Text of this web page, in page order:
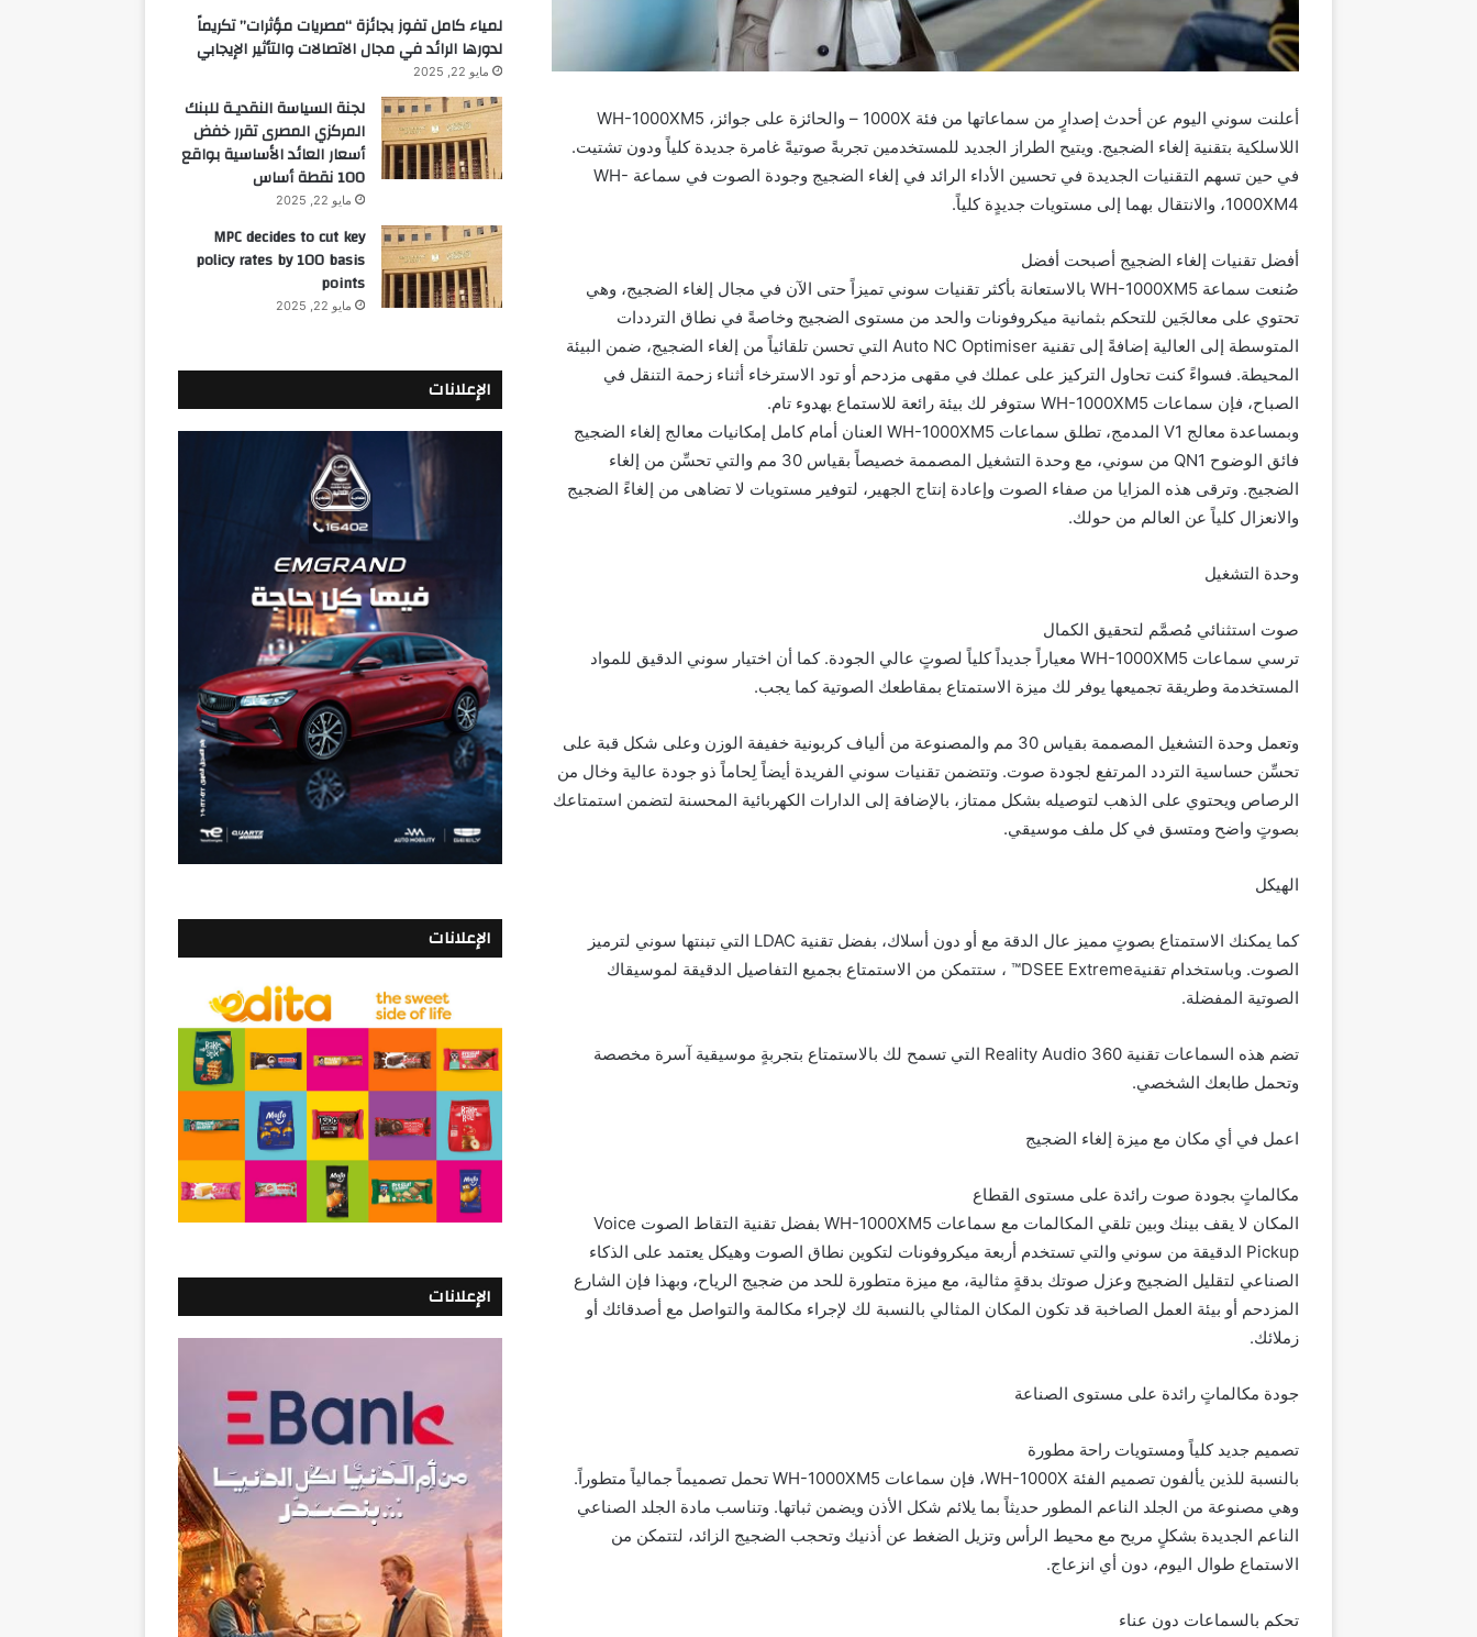
أعلنت سوني اليوم عن أحدث إصدارٍ من سماعاتها من فئة 1000X – والحائزة على جوائز، WH-1000XM5
اللاسلكية بتقنية إلغاء الضجيج. ويتيح الطراز الجديد للمستخدمين تجربةً صوتيةً غامرة جديدة كلياً ودون تشتيت.
في حين تسهم التقنيات الجديدة في تحسين الأداء الرائد في إلغاء الضجيج وجودة الصوت في سماعة WH-
1000XM4، والانتقال بهما إلى مستويات جديدٍة كلياً.
أفضل تقنيات إلغاء الضجيج أصبحت أفضل
صُنعت سماعة WH-1000XM5 بالاستعانة بأكثر تقنيات سوني تميزاً حتى الآن في مجال إلغاء الضجيج، وهي
تحتوي على معالجَين للتحكم بثمانية ميكروفونات والحد من مستوى الضجيج وخاصةً في نطاق الترددات
المتوسطة إلى العالية إضافةً إلى تقنية Auto NC Optimiser التي تحسن تلقائياً من إلغاء الضجيج، ضمن البيئة
المحيطة. فسواءً كنت تحاول التركيز على عملك في مقهى مزدحم أو تود الاسترخاء أثناء زحمة التنقل في
الصباح، فإن سماعات WH-1000XM5 ستوفر لك بيئة رائعة للاستماع بهدوء تام.
وبمساعدة معالج V1 المدمج، تطلق سماعات WH-1000XM5 العنان أمام كامل إمكانيات معالج إلغاء الضجيج
فائق الوضوح QN1 من سوني، مع وحدة التشغيل المصممة خصيصاً بقياس 30 مم والتي تحسِّن من إلغاء
الضجيج. وترقى هذه المزايا من صفاء الصوت وإعادة إنتاج الجهير، لتوفير مستويات لا تضاهى من إلغاءً الضجيج
والانعزال كلياً عن العالم من حولك.
وحدة التشغيل
صوت استثنائي مُصمَّم لتحقيق الكمال
ترسي سماعات WH-1000XM5 معياراً جديداً كلياً لصوتٍ عالي الجودة. كما أن اختيار سوني الدقيق للمواد
المستخدمة وطريقة تجميعها يوفر لك ميزة الاستمتاع بمقاطعك الصوتية كما يجب.
وتعمل وحدة التشغيل المصممة بقياس 30 مم والمصنوعة من ألياف كربونية خفيفة الوزن وعلى شكل قبة على
تحسِّن حساسية التردد المرتفع لجودة صوت. وتتضمن تقنيات سوني الفريدة أيضاً لِحاماً ذو جودة عالية وخال من
الرصاص ويحتوي على الذهب لتوصيله بشكل ممتاز، بالإضافة إلى الدارات الكهربائية المحسنة لتضمن استمتاعك
بصوتٍ واضح ومتسق في كل ملف موسيقي.
الهيكل
كما يمكنك الاستمتاع بصوتٍ مميز عال الدقة مع أو دون أسلاك، بفضل تقنية LDAC التي تبنتها سوني لترميز
الصوت. وباستخدام تقنيةDSEE Extreme™ ، ستتمكن من الاستمتاع بجميع التفاصيل الدقيقة لموسيقاك
الصوتية المفضلة.
تضم هذه السماعات تقنية 360 Reality Audio التي تسمح لك بالاستمتاع بتجربةٍ موسيقية آسرة مخصصة
وتحمل طابعك الشخصي.
اعمل في أي مكان مع ميزة إلغاء الضجيج
مكالماتٍ بجودة صوت رائدة على مستوى القطاع
المكان لا يقف بينك وبين تلقي المكالمات مع سماعات WH-1000XM5 بفضل تقنية التقاط الصوت Voice
Pickup الدقيقة من سوني والتي تستخدم أربعة ميكروفونات لتكوين نطاق الصوت وهيكل يعتمد على الذكاء
الصناعي لتقليل الضجيج وعزل صوتك بدقةٍ مثالية، مع ميزة متطورة للحد من ضجيج الرياح، وبهذا فإن الشارع
المزدحم أو بيئة العمل الصاخبة قد تكون المكان المثالي بالنسبة لك لإجراء مكالمة والتواصل مع أصدقائك أو
زملائك.
جودة مكالماتٍ رائدة على مستوى الصناعة
تصميم جديد كلياً ومستويات راحة مطورة
بالنسبة للذين يألفون تصميم الفئة WH-1000X، فإن سماعات WH-1000XM5 تحمل تصميماً جمالياً متطوراً.
وهي مصنوعة من الجلد الناعم المطور حديثاً بما يلائم شكل الأذن ويضمن ثباتها. وتناسب مادة الجلد الصناعي
الناعم الجديدة بشكلٍ مريح مع محيط الرأس وتزيل الضغط عن أذنيك وتحجب الضجيج الزائد، لتتمكن من
الاستماع طوال اليوم، دون أي انزعاج.
تحكم بالسماعات دون عناء
لمياء كامل تفوز بجائزة “مصريات مؤثرات” تكريماً
لدورها الرائد في مجال الاتصالات والتأثير الإيجابي
مايو 22, 2025
لجنة السياسة النقديـة للبنك
المركزي المصرى تقرر خفض
أسعار العائد الأساسية بواقع
100 نقطة أساس
مايو 22, 2025
MPC decides to cut key
policy rates by 100 basis
points
مايو 22, 2025
الإعلانات
الإعلانات
الإعلانات